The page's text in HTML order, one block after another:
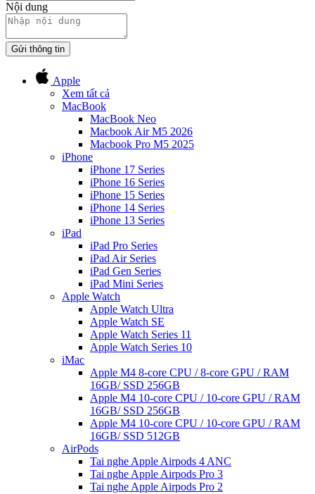
Nội dung
Gửi thông tin
Apple
Xem tất cả
MacBook
MacBook Neo
Macbook Air M5 2026
Macbook Pro M5 2025
iPhone
iPhone 17 Series
iPhone 16 Series
iPhone 15 Series
iPhone 14 Series
iPhone 13 Series
iPad
iPad Pro Series
iPad Air Series
iPad Gen Series
iPad Mini Series
Apple Watch
Apple Watch Ultra
Apple Watch SE
Apple Watch Series 11
Apple Watch Series 10
iMac
Apple M4 8-core CPU / 8-core GPU / RAM
16GB/ SSD 256GB
Apple M4 10-core CPU / 10-core GPU / RAM
16GB/ SSD 256GB
Apple M4 10-core CPU / 10-core GPU / RAM
16GB/ SSD 512GB
AirPods
Tai nghe Apple Airpods 4 ANC
Tai nghe Apple Airpods Pro 3
Tai nghe Apple Airpods Pro 2